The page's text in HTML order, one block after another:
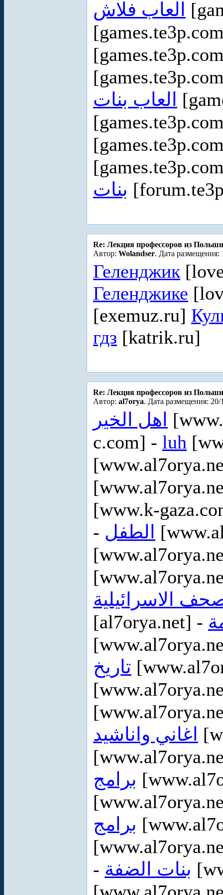
العاب فلاش
العاب بنات
بنات
Re: Лекция профессоров из Польши
Автор: Wolandser. Дата размещения:
Геленджик
Геленджике
[exemuz.ru]
гдз [katrik.ru]
Re: Лекция профессоров из Польши
Автор: al7orya. Дата размещения: 20/
اهل الخير
c.com] - luh
[www.k-
- الطفل
الاسرائيلية
[al7orya.net] -
تاريخ
اغاني واناشيد
برامج
برامج
- بنات الضفة